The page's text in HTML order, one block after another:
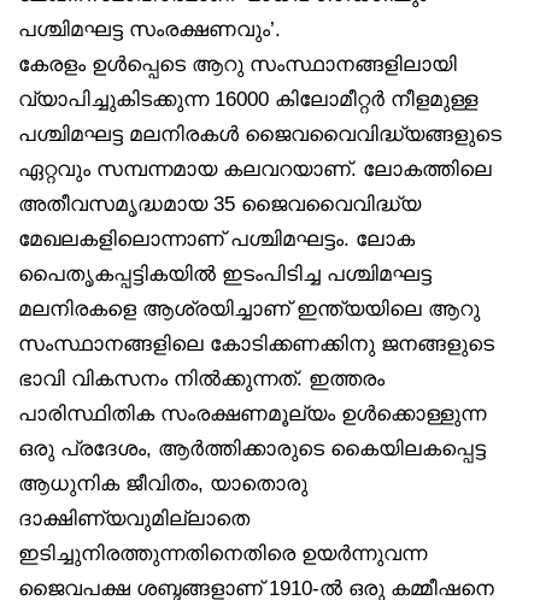
പശ്ചിമഘട്ട സംരക്ഷണവും’.
കേരളം ഉള്‍പ്പെടെ ആറു സംസ്ഥാനങ്ങളിലായി
വ്യാപിച്ചുകിടക്കുന്ന 16000 കിലോമീറ്റര്‍ നീളമുള്ള
പശ്ചിമഘട്ട മലനിരകള്‍ ജൈവവൈവിദ്ധ്യങ്ങളുടെ
ഏറ്റവും സമ്പന്നമായ കലവറയാണ്. ലോകത്തിലെ
അതീവസമൃദ്ധമായ 35 ജൈവവൈവിദ്ധ്യ
മേഖലകളിലൊന്നാണ് പശ്ചിമഘട്ടം. ലോക
പൈതൃകപ്പട്ടികയില്‍ ഇടംപിടിച്ച പശ്ചിമഘട്ട
മലനിരകളെ ആശ്രയിച്ചാണ് ഇന്ത്യയിലെ ആറു
സംസ്ഥാനങ്ങളിലെ കോടിക്കണക്കിനു ജനങ്ങളുടെ
ഭാവി വികസനം നില്‍ക്കുന്നത്. ഇത്തരം
പാരിസ്ഥിതിക സംരക്ഷണമൂല്യം ഉള്‍ക്കൊള്ളുന്ന
ഒരു പ്രദേശം, ആര്‍ത്തിക്കാരുടെ കൈയിലകപ്പെട്ട
ആധുനിക ജീവിതം, യാതൊരു
ദാക്ഷിണ്യവുമില്ലാതെ
ഇടിച്ചുനിരത്തുന്നതിനെതിരെ ഉയര്‍ന്നുവന്ന
ജൈവപക്ഷ ശബ്ദങ്ങളാണ് 1910-ല്‍ ഒരു കമ്മീഷനെ